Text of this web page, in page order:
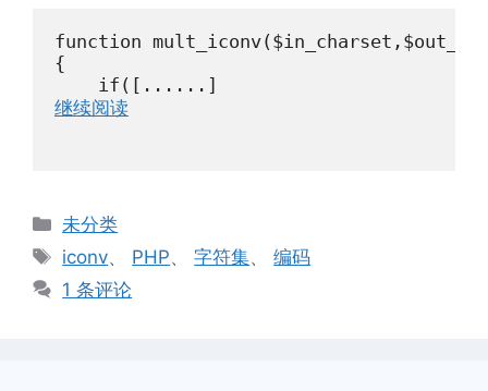
function
{
if([......]
继续阅读
分
类
未分类
标
签
iconv、 PHP、字符集、编码
1 条评论